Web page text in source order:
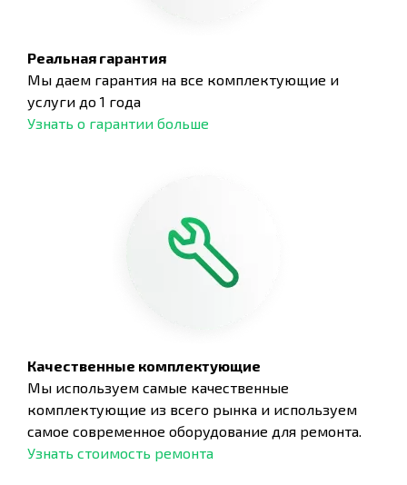
Реальная гарантия
Мы даем гарантия на все комплектующие и
услуги до 1 года
Узнать о гарантии больше
Качественные комплектующие
Мы используем самые качественные
комплектующие из всего рынка и используем
самое современное оборудование для ремонта.
Узнать стоимость ремонта